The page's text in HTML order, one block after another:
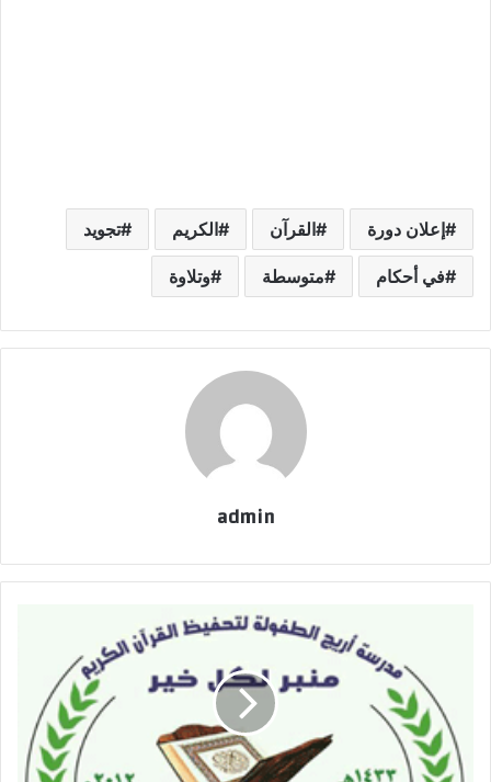
إعلان دورة القرآن الكريم تجويد
في أحكام متوسطة وتلاوة
admin